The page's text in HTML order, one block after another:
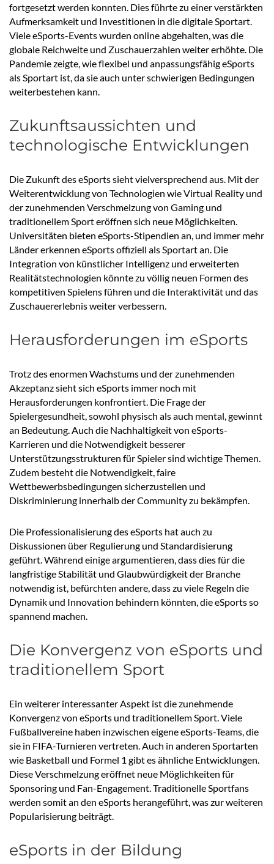
fortgesetzt werden konnten. Dies führte zu einer verstärkten
Aufmerksamkeit und Investitionen in die digitale Sportart.
Viele eSports-Events wurden online abgehalten, was die
globale Reichweite und Zuschauerzahlen weiter erhöhte. Die
Pandemie zeigte, wie flexibel und anpassungsfähig eSports
als Sportart ist, da sie auch unter schwierigen Bedingungen
weiterbestehen kann.
Zukunftsaussichten und
technologische Entwicklungen
Die Zukunft des eSports sieht vielversprechend aus. Mit der
Weiterentwicklung von Technologien wie Virtual Reality und
der zunehmenden Verschmelzung von Gaming und
traditionellem Sport eröffnen sich neue Möglichkeiten.
Universitäten bieten eSports-Stipendien an, und immer mehr
Länder erkennen eSports offiziell als Sportart an. Die
Integration von künstlicher Intelligenz und erweiterten
Realitätstechnologien könnte zu völlig neuen Formen des
kompetitiven Spielens führen und die Interaktivität und das
Zuschauererlebnis weiter verbessern.
Herausforderungen im eSports
Trotz des enormen Wachstums und der zunehmenden
Akzeptanz sieht sich eSports immer noch mit
Herausforderungen konfrontiert. Die Frage der
Spielergesundheit, sowohl physisch als auch mental, gewinnt
an Bedeutung. Auch die Nachhaltigkeit von eSports-
Karrieren und die Notwendigkeit besserer
Unterstützungsstrukturen für Spieler sind wichtige Themen.
Zudem besteht die Notwendigkeit, faire
Wettbewerbsbedingungen sicherzustellen und
Diskriminierung innerhalb der Community zu bekämpfen.
Die Professionalisierung des eSports hat auch zu
Diskussionen über Regulierung und Standardisierung
geführt. Während einige argumentieren, dass dies für die
langfristige Stabilität und Glaubwürdigkeit der Branche
notwendig ist, befürchten andere, dass zu viele Regeln die
Dynamik und Innovation behindern könnten, die eSports so
spannend machen.
Die Konvergenz von eSports und
traditionellem Sport
Ein weiterer interessanter Aspekt ist die zunehmende
Konvergenz von eSports und traditionellem Sport. Viele
Fußballvereine haben inzwischen eigene eSports-Teams, die
sie in FIFA-Turnieren vertreten. Auch in anderen Sportarten
wie Basketball und Formel 1 gibt es ähnliche Entwicklungen.
Diese Verschmelzung eröffnet neue Möglichkeiten für
Sponsoring und Fan-Engagement. Traditionelle Sportfans
werden somit an den eSports herangeführt, was zur weiteren
Popularisierung beiträgt.
eSports in der Bildung